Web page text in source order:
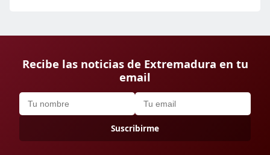
Recibe las noticias de Extremadura en tu
email
Suscribirme